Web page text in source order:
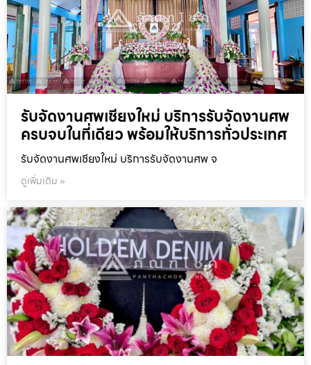
รับจัดงานศพเชียงใหม่ บริการรับจัดงานศพ
ครบจบในที่เดียว พร้อมให้บริการทั่วประเทศ
รับจัดงานศพเชียงใหม่ บริการรับจัดงานศพ จ
ดูเพิ่มเติม »